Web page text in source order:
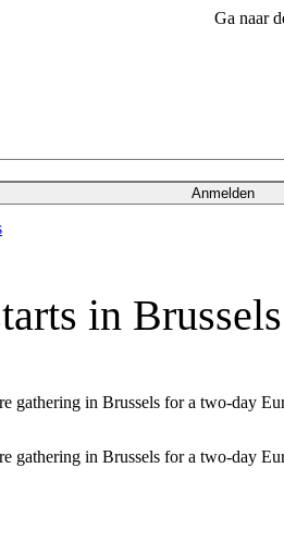
Ga naar
Anmelden
in Brussels
gathering in Brussels for a two-day
gathering in Brussels for a two-day